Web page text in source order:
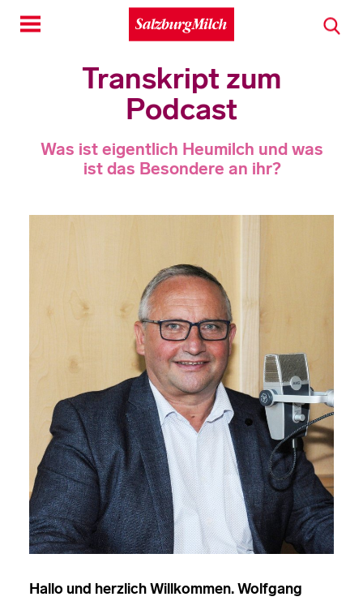
Toggle
navigation
Transkript zum
Podcast
Was ist eigentlich Heumilch und was
ist das Besondere an ihr?
Hallo und herzlich Willkommen. Wolfgang